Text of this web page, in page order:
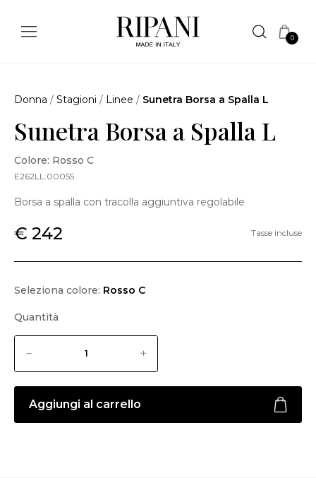
0
Donna / Stagioni / Linee / Sunetra Borsa a Spalla L
Sunetra Borsa a Spalla L
Colore: Rosso C
E262LL.00055
Borsa a spalla con tracolla aggiuntiva regolabile
€ 242 Tasse incluse
Seleziona colore: Rosso C
Quantità
Aggiungi al carrello